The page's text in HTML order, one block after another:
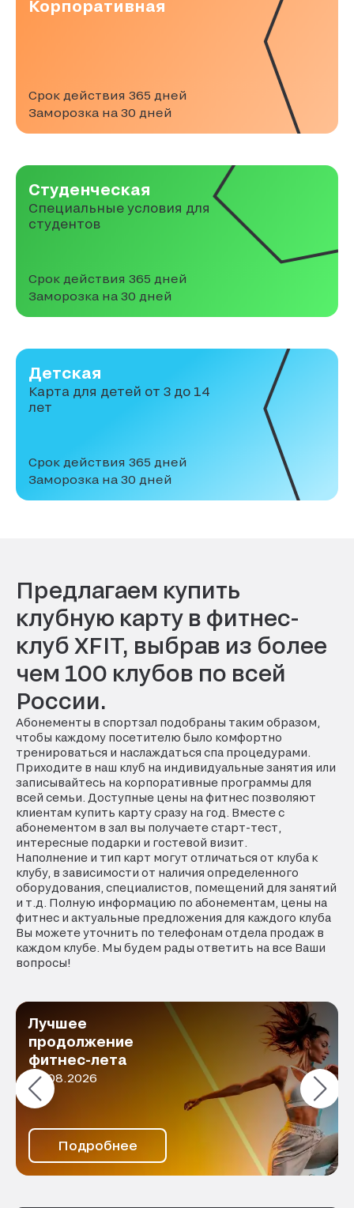
Корпоративная
Срок действия 365 дней
Заморозка на 30 дней
Студенческая
Специальные условия для
студентов
Срок действия 365 дней
Заморозка на 30 дней
Детская
Карта для детей от 3 до 14
лет
Срок действия 365 дней
Заморозка на 30 дней
Предлагаем купить
клубную карту в фитнес-
клуб XFIT, выбрав из более
чем 100 клубов по всей
России.
Абонементы в спортзал подобраны таким образом,
чтобы каждому посетителю было комфортно
тренироваться и наслаждаться спа процедурами.
Приходите в наш клуб на индивидуальные занятия или
записывайтесь на корпоративные программы для
всей семьи. Доступные цены на фитнес позволяют
клиентам купить карту сразу на год. Вместе с
абонементом в зал вы получаете старт-тест,
интересные подарки и гостевой визит.
Наполнение и тип карт могут отличаться от клуба к
клубу, в зависимости от наличия определенного
оборудования, специалистов, помещений для занятий
и т.д. Полную информацию по абонементам, цены на
фитнес и актуальные предложения для каждого клуба
Вы можете уточнить по телефонам отдела продаж в
каждом клубе. Мы будем рады ответить на все Ваши
вопросы!
Лучшее
продолжение
фитнес-лета
10.08.2026
Подробнее